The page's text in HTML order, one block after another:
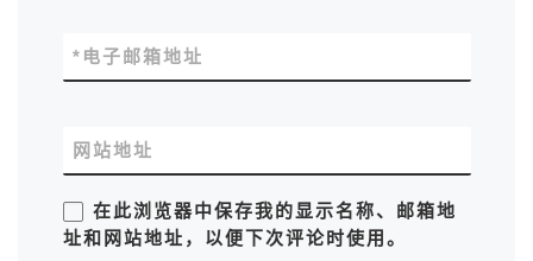
电子邮箱地址
*
网站地址
在此浏览器中保存我的显示名称、邮箱地
址和网站地址，以便下次评论时使用。